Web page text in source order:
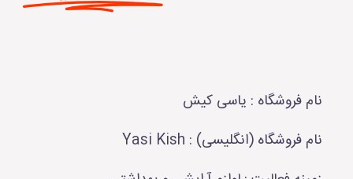
نام فروشگاه : یاسی کیش
نام فروشگاه (انگلیسی) : Yasi Kish